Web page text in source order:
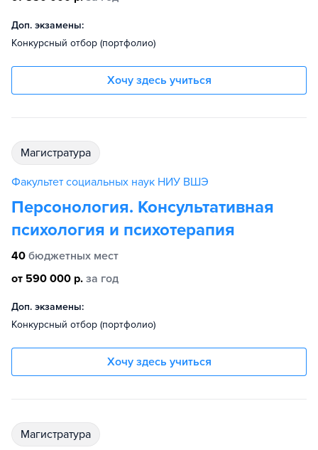
Доп. экзамены:
Конкурсный отбор (портфолио)
Хочу здесь учиться
магистратура
Факультет социальных наук НИУ ВШЭ
Персонология. Консультативная
психология и психотерапия
40 бюджетных мест
от 590 000 р. за год
Доп. экзамены:
Конкурсный отбор (портфолио)
Хочу здесь учиться
магистратура